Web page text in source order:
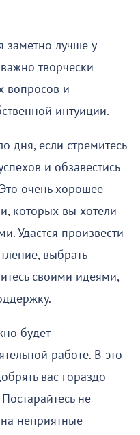
заметно лучше у
творчески
вопросов и
интуиции.
дня, если стремитесь
и обзавестись
очень хорошее
которых вы хотели
Удастся произвести
выбрать
своими идеями,
будет
работе. В это
вас гораздо
не
неприятные